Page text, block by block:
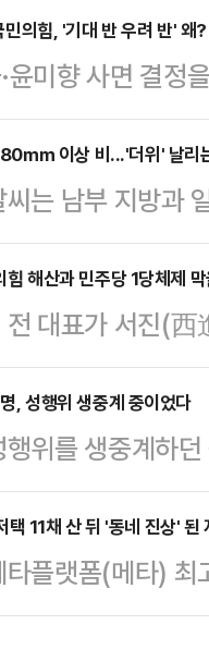
의힘, '기대 반 우려 반' 왜?
윤미향 사면 결정
눈높이에 맞지
초래했다는 이
이 떨어지는 등
유튜버 전한길 씨
울 것이란 우려
야 한다는 목소
…
㎜ 이상 비...'더위' 날리
는 남부 지방과
"정체전선의 영
에 비가 오는 곳
겠다"고 예보했
80mm 이상),
많은 곳 경남
강원
해산과 민주당 1당체제
대표가 서진(
를 하는 이유가
강조하며 "어떤
지 선택해야 한다
에서 열린 김화
이 어려움 속에
의지를 보여주
다.한 전 …
, 성행위 생중계 중이었다
위를 생중계하
(현지시간) 태국
찰이 파타야의
포했다고 밝혔
덮쳐 라이브 방송
11채 산 뒤 '동네 진상' 된
타플랫폼(메타)
끼치고 있다는